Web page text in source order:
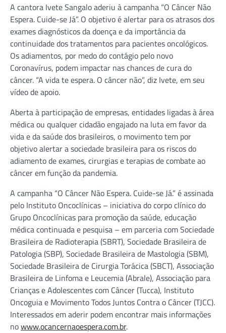
A cantora Ivete Sangalo aderiu à campanha “O Câncer Não
Espera. Cuide-se Já”. O objetivo é alertar para os atrasos dos
exames diagnósticos da doença e da importância da
continuidade dos tratamentos para pacientes oncológicos.
Os adiamentos, por medo do contágio pelo novo
Coronavírus, podem impactar nas chances de cura do
câncer. “A vida te espera. O câncer não”, diz Ivete, em seu
vídeo de apoio.
Aberta à participação de empresas, entidades ligadas à área
médica ou qualquer cidadão engajado na luta em favor da
vida e da saúde dos brasileiros, o movimento tem por
objetivo alertar a sociedade brasileira para os riscos do
adiamento de exames, cirurgias e terapias de combate ao
câncer em função da pandemia.
A campanha “O Câncer Não Espera. Cuide-se Já.” é assinada
pelo Instituto Oncoclínicas – iniciativa do corpo clínico do
Grupo Oncoclínicas para promoção da saúde, educação
médica continuada e pesquisa – em parceria com Sociedade
Brasileira de Radioterapia (SBRT), Sociedade Brasileira de
Patologia (SBP), Sociedade Brasileira de Mastologia (SBM),
Sociedade Brasileira de Cirurgia Torácica (SBCT), Associação
Brasileira de Linfoma e Leucemia (Abrale), Associação para
Crianças e Adolescentes com Câncer (Tucca), Instituto
Oncoguia e Movimento Todos Juntos Contra o Câncer (TJCC).
Interessados em aderir podem encontrar mais informações
nowww.ocancernaoespera.com.br.